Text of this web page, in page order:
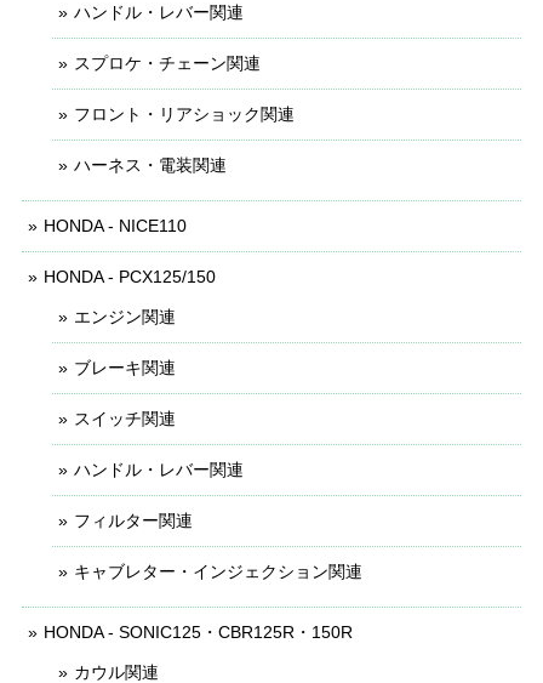
ハンドル・レバー関連
スプロケ・チェーン関連
フロント・リアショック関連
ハーネス・電装関連
HONDA - NICE110
HONDA - PCX125/150
エンジン関連
ブレーキ関連
スイッチ関連
ハンドル・レバー関連
フィルター関連
キャブレター・インジェクション関連
HONDA - SONIC125・CBR125R・150R
カウル関連